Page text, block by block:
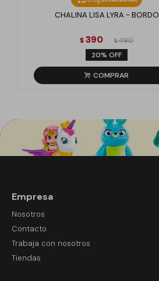
CHALINA LISA LYRA - BORDO
$390 $ 490
20
Empresa
Nosotros
Contacto
Trabaja con nosotros
Tiendas